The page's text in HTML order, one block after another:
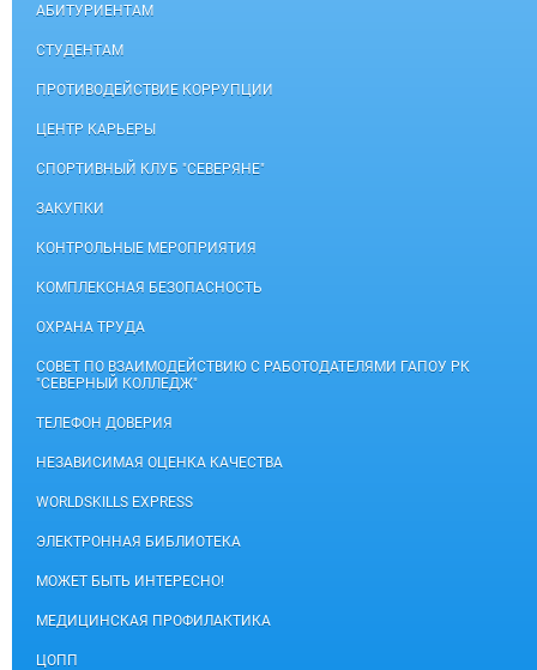
АБИТУРИЕНТАМ
СТУДЕНТАМ
ПРОТИВОДЕЙСТВИЕ КОРРУПЦИИ
ЦЕНТР КАРЬЕРЫ
СПОРТИВНЫЙ КЛУБ "СЕВЕРЯНЕ"
ЗАКУПКИ
КОНТРОЛЬНЫЕ МЕРОПРИЯТИЯ
КОМПЛЕКСНАЯ БЕЗОПАСНОСТЬ
ОХРАНА ТРУДА
СОВЕТ ПО ВЗАИМОДЕЙСТВИЮ С РАБОТОДАТЕЛЯМИ ГАПОУ РК
"СЕВЕРНЫЙ КОЛЛЕДЖ"
ТЕЛЕФОН ДОВЕРИЯ
НЕЗАВИСИМАЯ ОЦЕНКА КАЧЕСТВА
WORLDSKILLS EXPRESS
ЭЛЕКТРОННАЯ БИБЛИОТЕКА
МОЖЕТ БЫТЬ ИНТЕРЕСНО!
МЕДИЦИНСКАЯ ПРОФИЛАКТИКА
ЦОПП